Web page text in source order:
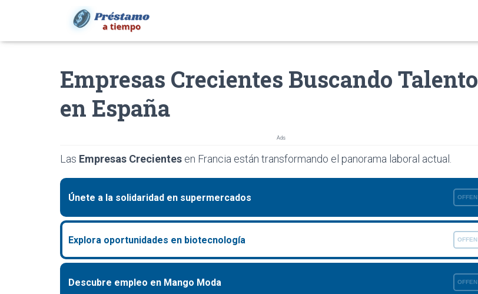
Empresas Crecientes Buscando Talento
en España
Ads
Las Empresas Crecientes en Francia están transformando el panorama laboral actual.
Únete a la solidaridad en supermercados OFFEN
Explora oportunidades en biotecnología OFFEN
Descubre empleo en Mango Moda OFFEN